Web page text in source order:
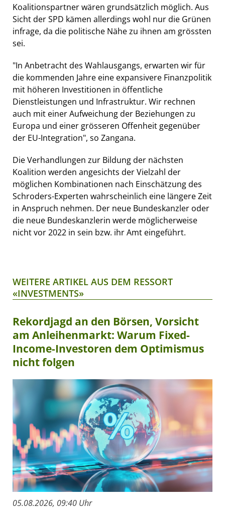
Koalitionspartner wären grundsätzlich möglich. Aus
Sicht der SPD kämen allerdings wohl nur die Grünen
infrage, da die politische Nähe zu ihnen am grössten
sei.
"In Anbetracht des Wahlausgangs, erwarten wir für
die kommenden Jahre eine expansivere Finanzpolitik
mit höheren Investitionen in öffentliche
Dienstleistungen und Infrastruktur. Wir rechnen
auch mit einer Aufweichung der Beziehungen zu
Europa und einer grösseren Offenheit gegenüber
der EU-Integration", so Zangana.
Die Verhandlungen zur Bildung der nächsten
Koalition werden angesichts der Vielzahl der
möglichen Kombinationen nach Einschätzung des
Schroders-Experten wahrscheinlich eine längere Zeit
in Anspruch nehmen. Der neue Bundeskanzler oder
die neue Bundeskanzlerin werde möglicherweise
nicht vor 2022 in sein bzw. ihr Amt eingeführt.
WEITERE ARTIKEL AUS DEM RESSORT
«INVESTMENTS»
Rekordjagd an den Börsen, Vorsicht
am Anleihenmarkt: Warum Fixed-
Income-Investoren dem Optimismus
nicht folgen
05.08.2026, 09:40 Uhr